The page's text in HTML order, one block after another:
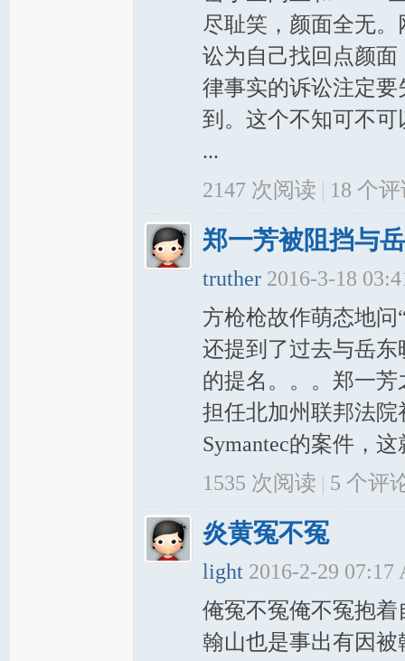
尽耻笑，颜面全无
讼为自己找回点颜
律事实的诉讼注定
到。这个不知可不
...
2147 次阅读 | 18 个评
郑一芳被阻挡与
truther 2016-3-18
方枪枪故作萌态地问
还提到了过去与岳
的提名。。。郑一
担任北加州联邦法院
Symantec的案件，
1535 次阅读 | 5 个评
炎黄冤不冤
light 2016-2-29 07:17
俺冤不冤俺不冤抱
翰山也是事出有因